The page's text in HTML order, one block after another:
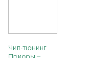
Чип-тюнинг
Приоры –